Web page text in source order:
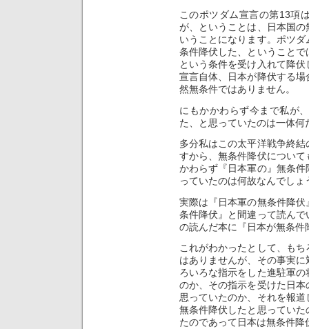
このポツダム宣言の第13項
が、ということは、日本国
いうことになります。ポツ
条件降伏した、ということ
という条件を受け入れて降
宣言自体、日本が降伏する
然無条件ではありません。
にもかかわらず今まで私が
た、と思っていたのは一体
多分私はこの太平洋戦争終
すから、無条件降伏につい
かわらず『日本軍の』無条
っていたのは何故なんでしょ
実際は『日本軍の無条件降
条件降伏』と間違って読ん
の読んだ本に『日本が無条
これがわかったとして、も
はありませんが、その事実
ろいろな指示をした進駐軍
のか、その指示を受けた日
思っていたのか、それを報
無条件降伏したと思ってい
たのであって日本は無条件